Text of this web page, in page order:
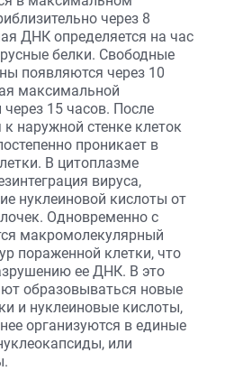
через 8
ДНК определяется на час
белки. Свободные
появляются через 10
максимальной
через 15 часов. После
к наружной стенке клеток
проникает в
В цитоплазме
вируса,
нуклеиновой кислоты от
Одновременно с
макромолекулярный
пораженной клетки, что
ее ДНК. В это
образовываться новые
и нуклеиновые кислоты,
организуются в единые
или